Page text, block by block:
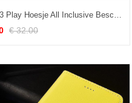
Moto Z3 Play Hoesje All Inclusive Bescherming Hoes, Moto Z3 Play Hoesje Kunst Siliconen
€ 32.00